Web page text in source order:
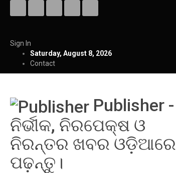
Sign In
Saturday, August 8, 2026
Contact
Publisher -
ନିର୍ଭୀକ, ନିରପେକ୍ଷ ଓ
ନିରନ୍ତର ଖବର ଓଡ଼ିଆରେ
ପଢ଼ନ୍ତୁ।